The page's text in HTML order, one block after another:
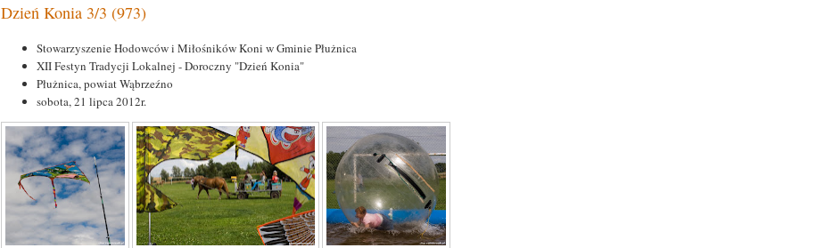
Dzień Konia 3/3 (973)
Stowarzyszenie Hodowców i Miłośników Koni w Gminie Płużnica
XII Festyn Tradycji Lokalnej - Doroczny "Dzień Konia"
Płużnica, powiat Wąbrzeźno
sobota, 21 lipca 2012r.